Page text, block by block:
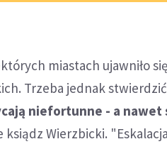
miastach ujawniło
Trzeba jednak
niefortunne - a nawet
ksiądz Wierzbicki.